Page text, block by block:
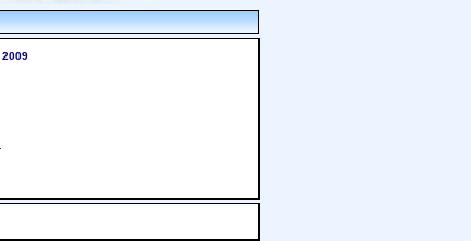
2009